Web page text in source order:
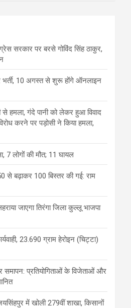
सरकार पर बरसे गोविंद सिंह ठाकुर,
भर्ती, 10 अगस्त से शुरू होंगे ऑनलाइन
से हमला, गंदे पानी को लेकर हुआ विवाद
करने पर पड़ोसी ने किया हमला,
7 लोगों की मौत; 11 घायल
से बढ़ाकर 100 बिस्तर की गई: राम
जाएगा तिरंगा जिला कुल्लू भाजपा
23.690 ग्राम हेरोइन (चिट्टा)
समापन: प्रतियोगिताओं के विजेताओं और
में खोली 279वीं शाखा, किसानों